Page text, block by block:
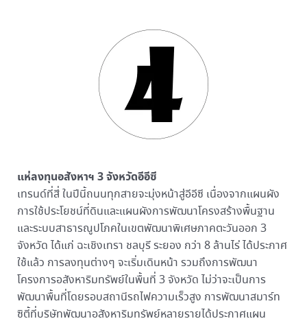
แห่ลงทุนอสังหาฯ 3 จังหวัดอีอีซี
เทรนด์ที่สี่ ในปีนี้ถนนทุกสายจะมุ่งหน้าสู่อีอีซี เนื่องจากแผนผัง
การใช้ประโยชน์ที่ดินและแผนผังการพัฒนาโครงสร้างพื้นฐาน
และระบบสาธารณูปโภคในเขตพัฒนาพิเศษภาคตะวันออก 3
จังหวัด ได้แก่ ฉะเชิงเทรา ชลบุรี ระยอง กว่า 8 ล้านไร่ ได้ประกาศ
ใช้แล้ว การลงทุนต่างๆ จะเริ่มเดินหน้า รวมถึงการพัฒนา
โครงการอสังหาริมทรัพย์ในพื้นที่ 3 จังหวัด ไม่ว่าจะเป็นการ
พัฒนาพื้นที่โดยรอบสถานีรถไฟความเร็วสูง การพัฒนาสมาร์ท
ซิตี้ที่บริษัทพัฒนาอสังหาริมทรัพย์หลายรายได้ประกาศแผน